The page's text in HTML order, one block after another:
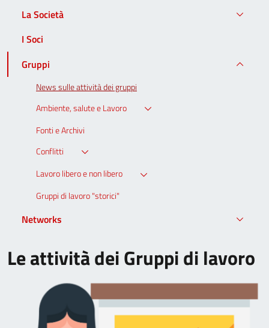
Le attività dei Gruppi di lavoro
La Società
I Soci
Gruppi
News sulle attività dei gruppi
Ambiente, salute e Lavoro
Fonti e Archivi
Conflitti
Lavoro libero e non libero
Gruppi di lavoro "storici"
Networks